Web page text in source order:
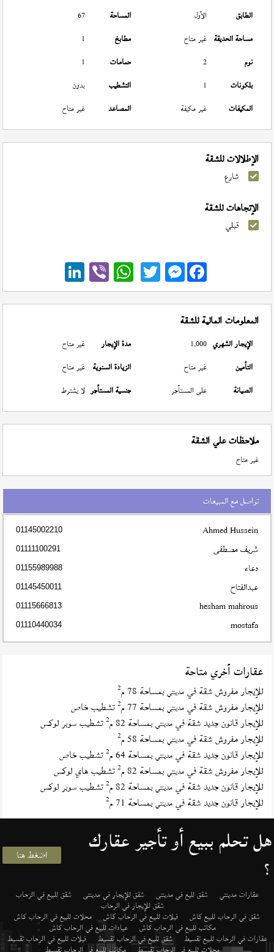
الطابق
الأول المساحة
67
مساحة الحديقة غير متاح مطابخ
1
نوم
2 حمامات
1
بلكونات
1 التشطيب
بدون
المكيفات
غير مكيفة المصاعد غير متاح
الإطلالات للشقة
شارع
الإتجاهات للشقة
قبلي
Messenger
المعلومات المالية للشقة
الإيجار الشهري 1,000 مدة الإيجار
غير متاح
التأمين
غير متاح الزيادة السنوية غير متاح
الصيانة
على المستأجر جنسية المستأجر لا يشترط
ملاحظات علي الشقة
غير متاح
تواصل مع المبيعات
Ahmed Hussein
01145002210
شريف مصطفى 01111100291
دعاء 01155989988
عبدالفتاح 01145450011
hesham mahrous
01115666813
mostafa
01110440034
عقارات أخري متاحة
للإيجار مفروش شقة فيمدينتي بمساحة 78 م 2
للإيجار مفروش شقة فيمدينتي بمساحة 77 م 2تشطيب خاص
للإيجار قانون جديد شقة فيمدينتي بمساحة 82 م 2تشطيب سوبر لوكس
للإيجار مفروش شقة فيمدينتي بمساحة 58 م 2
للإيجار قانون جديد شقة فيمدينتي بمساحة 64 م 2تشطيب خاص
للإيجار مفروش شقة فيمدينتي بمساحة 82 م 2تشطيب هاي لوكس
للإيجار قانون جديد شقة فيمدينتي بمساحة 82 م 2تشطيب سوبر لوكس
للإيجار قانون جديد شقة فيمدينتي بمساحة 71 م 2
هل تحلم ببيع أو تأجير عقارك
؟ اضغط هنا
عقارات مدينتي شقق لليع في مدينتى شقق للإيجار في مدينتى شقق للبيع في الرحاب
شقق للإيجار في الرحاب
شقق في الرحاب للبيع كاش فيلات للبيع في الرحاب كاش محلات للبيع في الرحاب كاش
مكاتب للبيع في الرحاب كاش عيادات للبيع في الرحاب كاش
عقارات في الرحاب للبيع تقسيط شقق للبيع في الرحاب تقسيط فيلات للبيع في الرحاب تقسيط